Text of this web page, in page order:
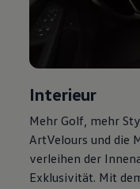
Digitale
Interieur
Mehr Golf , mehr
ArtVelours und die
verleihen der
Exklusivität. Mit